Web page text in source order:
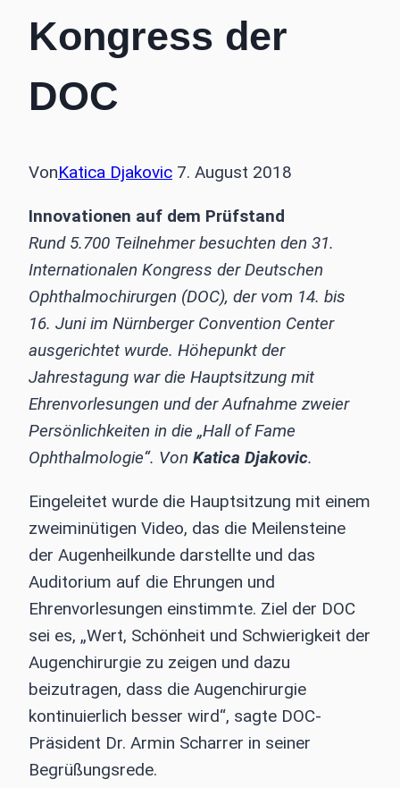
Kongress der
DOC
VonKatica Djakovic 7. August 2018
Innovationen auf dem Prüfstand
Rund 5.700 Teilnehmer besuchten den 31.
Internationalen Kongress der Deutschen
Ophthalmochirurgen (DOC), der vom 14. bis
16. Juni im Nürnberger Convention Center
ausgerichtet wurde. Höhepunkt der
Jahrestagung war die Hauptsitzung mit
Ehrenvorlesungen und der Aufnahme zweier
Persönlichkeiten in die „Hall of Fame
Ophthalmologie“. Von Katica Djakovic.
Eingeleitet wurde die Hauptsitzung mit einem
zweiminütigen Video, das die Meilensteine
der Augenheilkunde darstellte und das
Auditorium auf die Ehrungen und
Ehrenvorlesungen einstimmte. Ziel der DOC
sei es, „Wert, Schönheit und Schwierigkeit der
Augenchirurgie zu zeigen und dazu
beizutragen, dass die Augenchirurgie
kontinuierlich besser wird“, sagte DOC-
Präsident Dr. Armin Scharrer in seiner
Begrüßungsrede.